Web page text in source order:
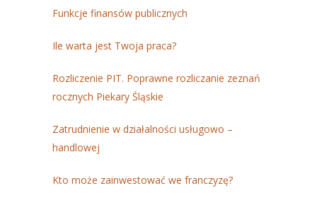
Funkcje finansów publicznych
Ile warta jest Twoja praca?
Rozliczenie PIT. Poprawne rozliczanie zeznań
rocznych Piekary Śląskie
Zatrudnienie w działalności usługowo –
handlowej
Kto może zainwestować we franczyzę?